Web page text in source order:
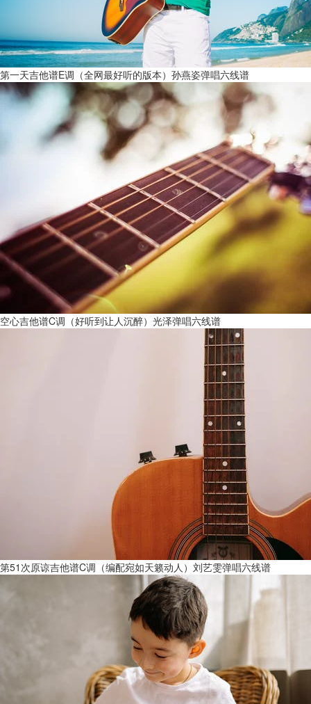
第一天吉他谱E调（全网最好听的版本）孙燕姿弹唱六线谱
空心吉他谱C调（好听到让人沉醉）光泽弹唱六线谱
第51次原谅吉他谱C调（编配宛如天籁动人）刘艺雯弹唱六线谱